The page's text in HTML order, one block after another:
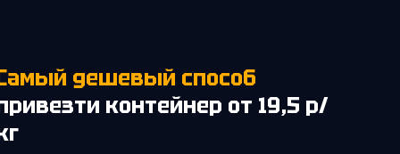
Самый дешевый способ
контейнер от 19,5 р/